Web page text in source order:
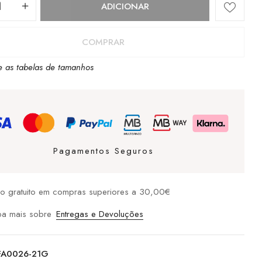
ADICIONAR
COMPRAR
as tabelas de tamanhos
Pagamentos Seguros
gratuito em compras superiores a 30,00€
mais sobre Entregas e Devoluções
21G